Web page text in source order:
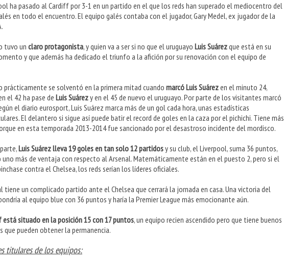
ha pasado al Cardiff por 3-1 en un partido en el que los reds han superado el mediocentro del
en todo el encuentro. El equipo galés contaba con el jugador, Gary Medel, ex jugador de la
tuvo un claro protagonista, y quien va a ser si no que el uruguayo Luis Suárezque está en su
y que además ha dedicado el triunfo a la afición por su renovación con el equipo de
prácticamente se solventó en la primera mitad cuando marcó Luis Suárezen el minuto 24,
el 42 ha pase deLuis Suárezy en el 45 de nuevo el uruguayo. Por parte de los visitantes marcó
el diario eurosport, Luis Suárez marca más de un gol cada hora, unas estadísticas
El delantero si sigue así puede batir el record de goles en la caza por el pichichi. Tiene más
en esta temporada 2013-2014 fue sancionado por el desastroso incidente del mordisco.
Luis Suárez lleva 19 goles en tan solo 12 partidosy su club, el Liverpool, suma 36 puntos,
uno más de ventaja con respecto al Arsenal. Matemáticamente están en el puesto 2, pero si el
contra el Chelsea, los reds serían los líderes oficiales.
tiene un complicado partido ante el Chelsea que cerrará la jornada en casa. Una victoria del
al equipo blue con 36 puntos y haría la Premier League más emocionante aún.
está situado en la posición 15 con 17 puntos, un equipo recien ascendido pero que tiene buenos
que pueden obtener la permanencia.
titulares de los equipos: